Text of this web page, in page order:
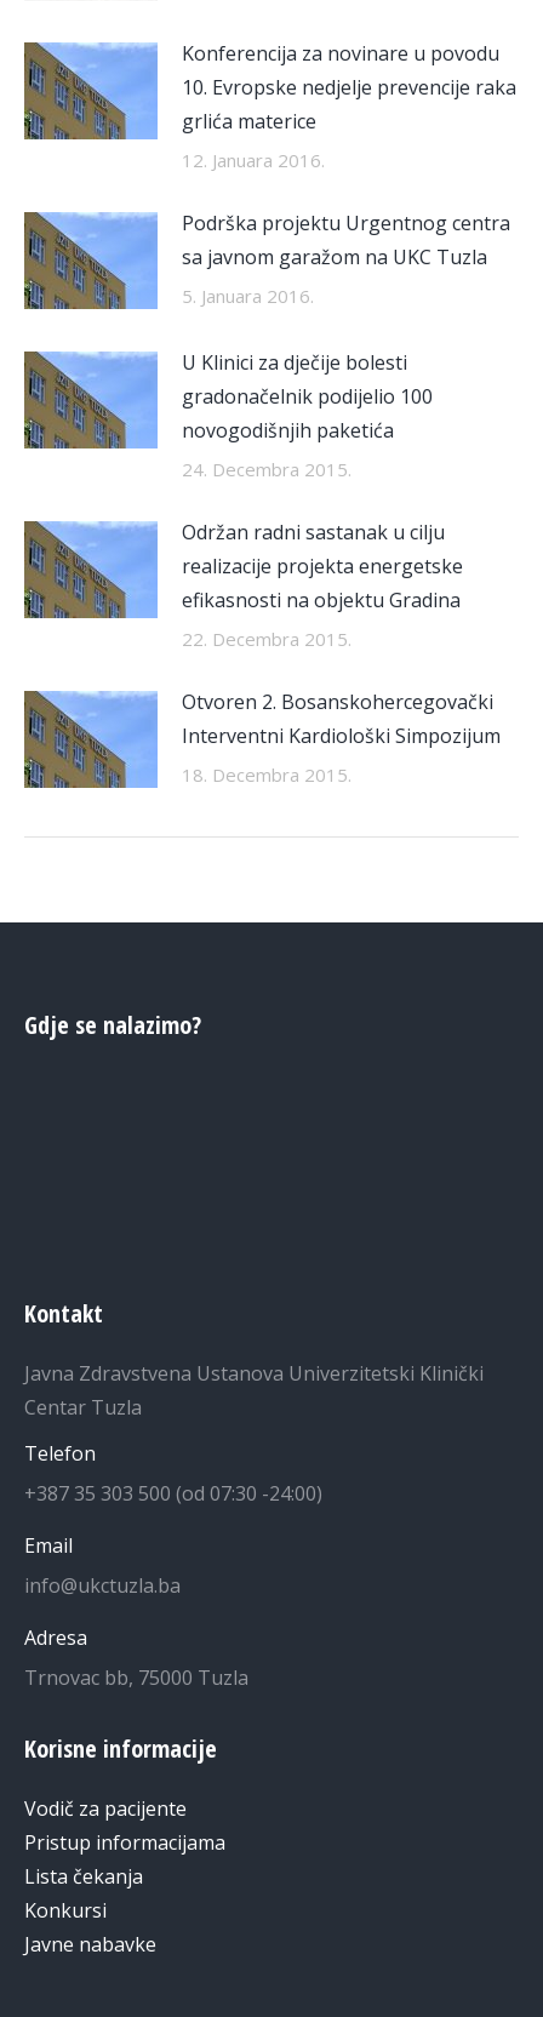
Konferencija za novinare u povodu
10. Evropske nedjelje prevencije raka
grlića materice
12. Januara 2016.
Podrška projektu Urgentnog centra
sa javnom garažom na UKC Tuzla
5. Januara 2016.
U Klinici za dječije bolesti
gradonačelnik podijelio 100
novogodišnjih paketića
24. Decembra 2015.
Održan radni sastanak u cilju
realizacije projekta energetske
efikasnosti na objektu Gradina
22. Decembra 2015.
Otvoren 2. Bosanskohercegovački
Interventni Kardiološki Simpozijum
18. Decembra 2015.
Gdje se nalazimo?
Kontakt
Javna Zdravstvena Ustanova Univerzitetski Klinički
Centar Tuzla
Telefon
+387 35 303 500 (od 07:30 -24:00)
Email
info@ukctuzla.ba
Adresa
Trnovac bb, 75000 Tuzla
Korisne informacije
Vodič za pacijente
Pristup informacijama
Lista čekanja
Konkursi
Javne nabavke